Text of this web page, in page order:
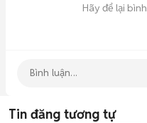
Hãy để lại
Tin đăng tương tự